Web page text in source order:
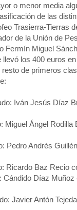
o menor media
de las
Trasierra-Tierras
de la Unión de
Fermín Miguel
llevó los 400 euros
de primeros
Iván Jesús Díaz
Miguel Ángel Rodilla
Pedro Andrés
Ricardo Baz Recio
Cándido Díaz Muñoz
Javier Antón